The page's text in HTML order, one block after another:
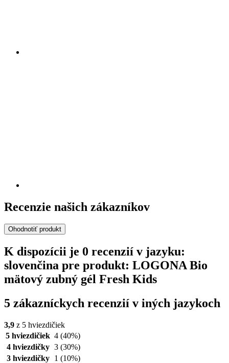
Recenzie našich zákazníkov
Ohodnotiť produkt
K dispozícii je 0 recenzií v jazyku:
slovenčina pre produkt: LOGONA Bio
mätový zubný gél Fresh Kids
5 zákazníckych recenzií v iných jazykoch
3,9 z 5 hviezdičiek
5 hviezdičiek 4 (40%)
4 hviezdičky 3 (30%)
3 hviezdičky
1 (10%)